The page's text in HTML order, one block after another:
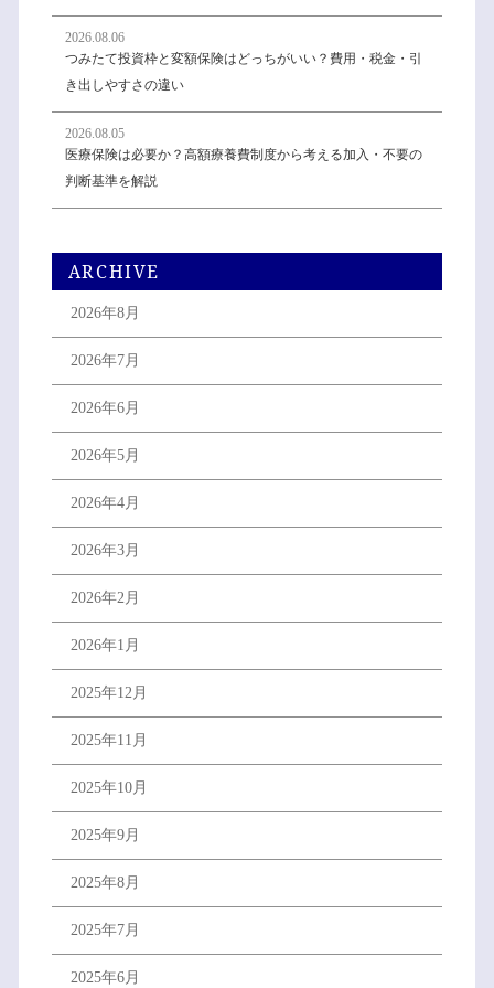
2026.08.06
つみたて投資枠と変額保険はどっちがいい？費用・税金・引
き出しやすさの違い
2026.08.05
医療保険は必要か？高額療養費制度から考える加入・不要の
判断基準を解説
ARCHIVE
2026年8月
2026年7月
2026年6月
2026年5月
2026年4月
2026年3月
2026年2月
2026年1月
2025年12月
2025年11月
2025年10月
2025年9月
2025年8月
2025年7月
2025年6月